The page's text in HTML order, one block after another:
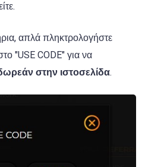
απλά πληκτρολογήστε
"USE CODE" για να
στην ιστοσελίδα.